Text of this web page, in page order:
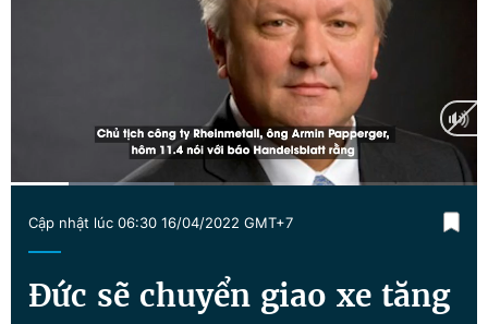
Chào ngày mới Tin 24h
Tin thị trường Tin 360
Video Magazine
Đăng xuất
Time
Cập nhật lúc 06:30 16/04/2022 GMT+7
Đức sẽ chuyển giao xe tăng